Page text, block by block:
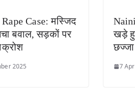
Case: मस्जिद
बवाल, सड़कों पर
2025
खड़े
छज्जा
7